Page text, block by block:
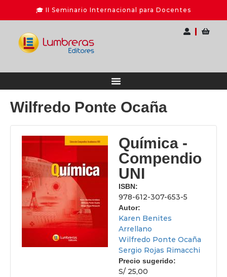
Wilfredo Ponte Ocaña
Química -
Compendio
UNI
ISBN:
978-612-307-653-5
Autor:
Karen Benites
Arrellano
Wilfredo Ponte Ocaña
Sergio Rojas Rimacchi
Precio sugerido:
S/ 25,00